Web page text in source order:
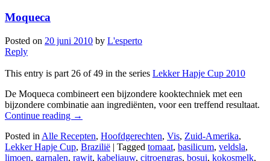
Moqueca
Posted on 20 juni 2010 by L'esperto
Reply
This entry is part 26 of 49 in the series Lekker Hapje Cup 2010
De Moqueca combineert een bijzondere kooktechniek met een
bijzondere combinatie aan ingrediënten, voor een treffend resultaat.
Continue reading →
Posted in Alle Recepten, Hoofdgerechten, Vis, Zuid-Amerika,
Lekker Hapje Cup, Brazilië | Tagged tomaat, basilicum, veldsla,
limoen, garnalen, rawit, kabeljauw, citroengras, bosui, kokosmelk,